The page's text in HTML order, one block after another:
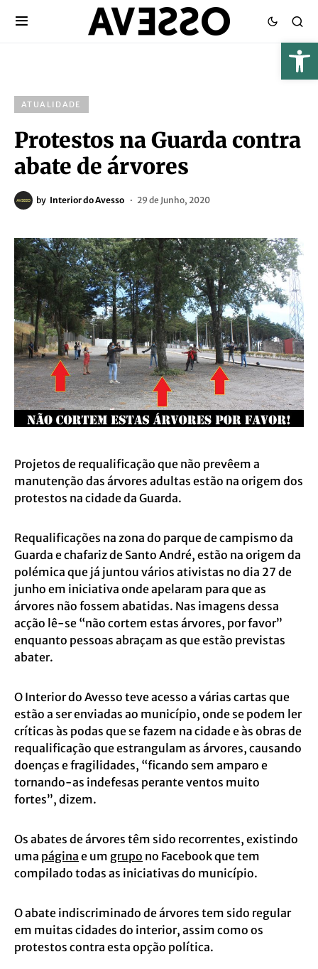
ATUALIDADE
Protestos na Guarda contra
abate de árvores
by Interior do Avesso 29 de Junho, 2020
Projetos de requalificação que não prevêem a
manutenção das árvores adultas estão na origem dos
protestos na cidade da Guarda.
Requalificações na zona do parque de campismo da
Guarda e chafariz de Santo André, estão na origem da
polémica que já juntou vários ativistas no dia 27 de
junho em iniciativa onde apelaram para que as
árvores não fossem abatidas. Nas imagens dessa
acção lê-se “não cortem estas árvores, por favor”
enquanto pessoas abraçam as que estão previstas
abater.
O Interior do Avesso teve acesso a várias cartas que
estão a ser enviadas ao município, onde se podem ler
críticas às podas que se fazem na cidade e às obras de
requalificação que estrangulam as árvores, causando
doenças e fragilidades, “ficando sem amparo e
tornando-as indefesas perante ventos muito
fortes”, dizem.
Os abates de árvores têm sido recorrentes, existindo
uma página e um grupo no Facebook que tem
compilado todas as iniciativas do município.
O abate indiscriminado de árvores tem sido regular
em muitas cidades do interior, assim como os
protestos contra esta opção política.